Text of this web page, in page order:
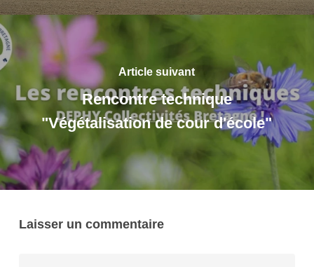
Article suivant
Rencontre technique
"Végétalisation de cour d'école"
Laisser un commentaire